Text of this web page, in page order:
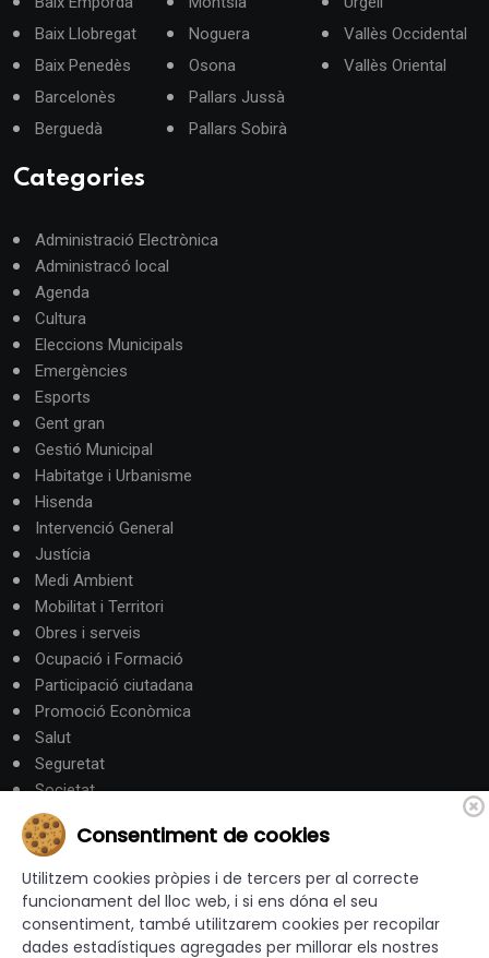
Baix Llobregat
Baix Penedès
Barcelonès
Berguedà
Noguera
Osona
Pallars Jussà
Pallars Sobirà
Vallès Occidental
Vallès Oriental
Categories
Administració Electrònica
Administracó local
Agenda
Cultura
Eleccions Municipals
Emergències
Esports
Gent gran
Gestió Municipal
Habitatge i Urbanisme
Hisenda
Intervenció General
Justícia
Medi Ambient
Mobilitat i Territori
Obres i serveis
Ocupació i Formació
Participació ciutadana
Promoció Econòmica
Salut
Seguretat
Societat
Turisme
Altres Canals
canalandorra.ad
Consentiment de cookies
Utilitzem cookies pròpies i de tercers per al correcte
funcionament del lloc web, i si ens dóna el seu
consentiment, també utilitzarem cookies per recopilar
dades estadístiques agregades per millorar els nostres